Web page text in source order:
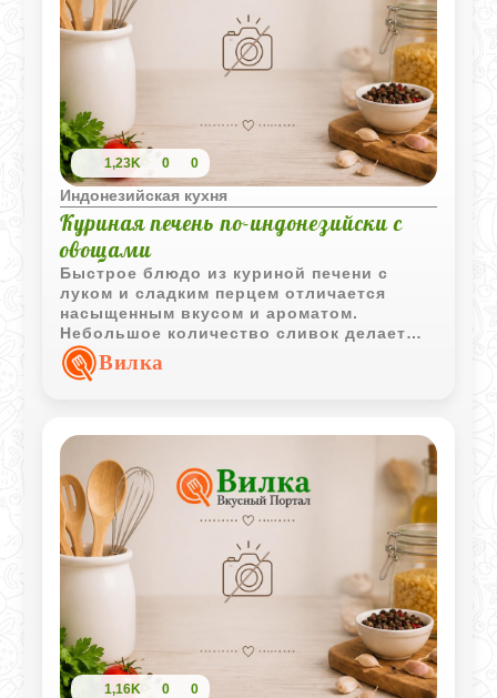
1,23K 0 0
Индонезийская кухня
Куриная печень по-индонезийски с
овощами
Быстрое блюдо из куриной печени с
луком и сладким перцем отличается
насыщенным вкусом и ароматом.
Небольшое количество сливок делает
соус более мягким и гармоничным.
Вилка
1,16K 0 0